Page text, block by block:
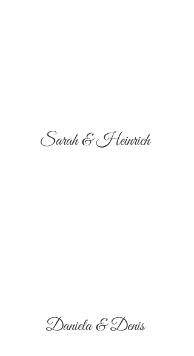
Sarah & Heinrich
Daniela & Denis